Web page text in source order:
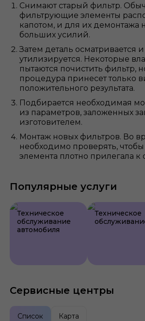
Снимают старый фильтр.
фильтрующие элементы
капотом, и для их демонтажа
больших усилий.
Затем деталь осматривается и
утилизируется. Некоторые
пытаются почистить фильтр,
процедура принесет только
положительного результата.
Подбирается необходимая
из параметров, заложенных
изготовителем.
Монтаж новых фильтров. Во
необходимо проверять,
элемента плотно прилегала к
Популярные услуги
Техническое
обслуживание
автомобиля
Техническое
Сервисные центры
Список Карта